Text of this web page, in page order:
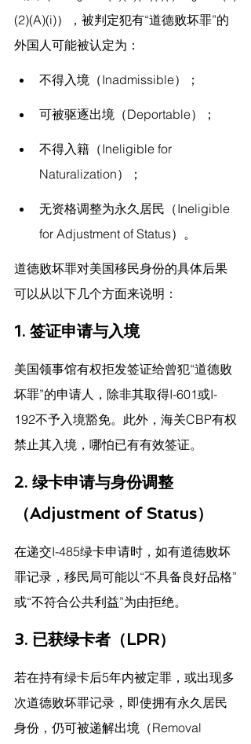
(2)(A)(i)），被判定犯有“道德败坏罪”的
外国人可能被认定为：
不得入境（Inadmissible）；
可被驱逐出境（Deportable）；
不得入籍（Ineligible for
Naturalization）；
无资格调整为永久居民（Ineligible
for Adjustment of Status）。
道德败坏罪对美国移民身份的具体后果
可以从以下几个方面来说明：
1. 签证申请与入境
美国领事馆有权拒发签证给曾犯“道德败
坏罪”的申请人，除非其取得I-601或I-
192不予入境豁免。此外，海关CBP有权
禁止其入境，哪怕已有有效签证。
2. 绿卡申请与身份调整
（Adjustment of Status）
在递交I-485绿卡申请时，如有道德败坏
罪记录，移民局可能以“不具备良好品格”
或“不符合公共利益”为由拒绝。
3. 已获绿卡者（LPR）
若在持有绿卡后5年内被定罪，或出现多
次道德败坏罪记录，即使拥有永久居民
身份，仍可被递解出境（Removal